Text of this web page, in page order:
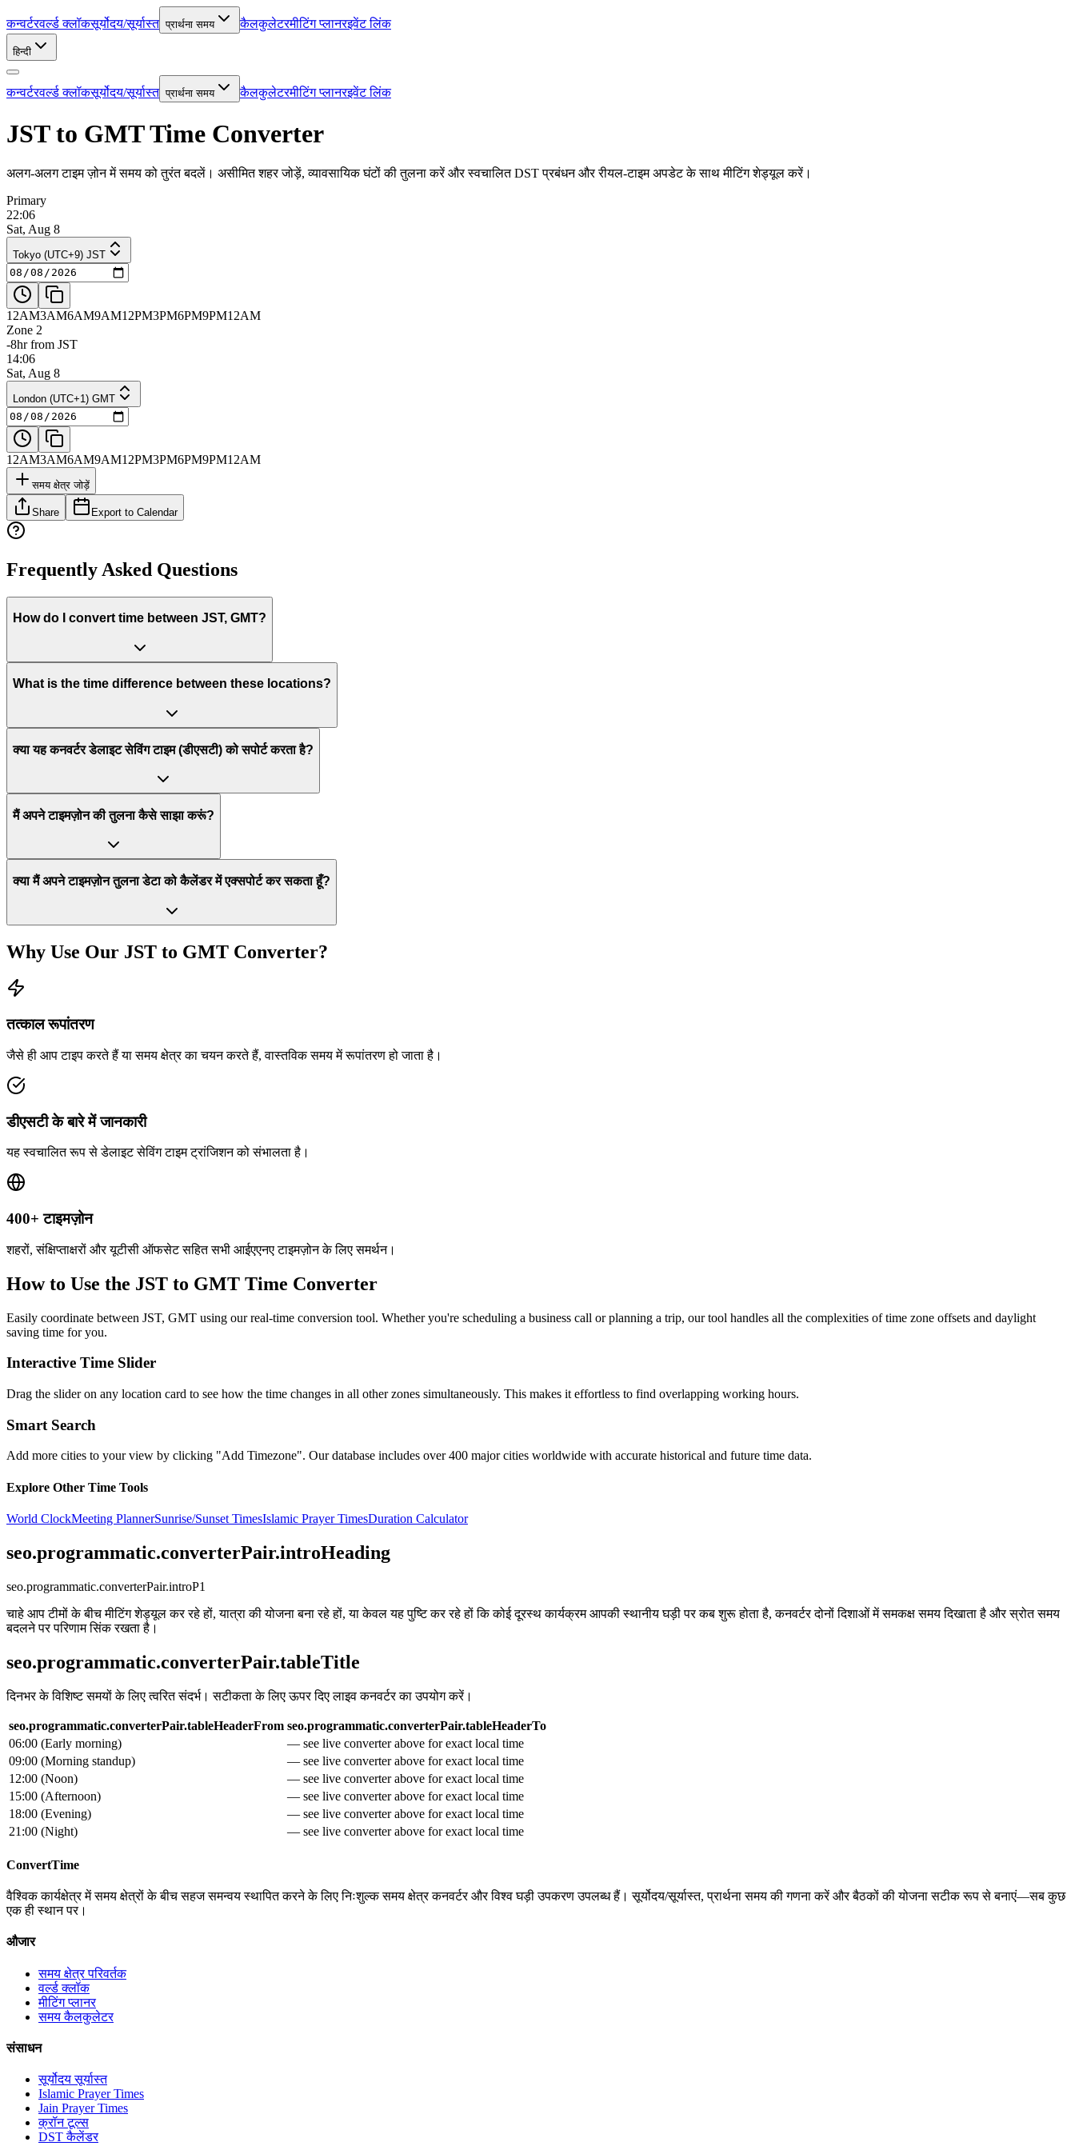
कन्वर्टरवर्ल्ड क्लॉकसूर्योदय/सूर्यास्त प्रार्थना समय कैलकुलेटरमीटिंग प्लानरइवेंट लिंक
हिन्दी
कन्वर्टरवर्ल्ड क्लॉकसूर्योदय/सूर्यास्त प्रार्थना समय कैलकुलेटरमीटिंग प्लानरइवेंट लिंक
JST to GMT Time Converter
अलग-अलग टाइम ज़ोन में समय को तुरंत बदलें। असीमित शहर जोड़ें, व्यावसायिक घंटों की तुलना करें और स्वचालित DST प्रबंधन और रीयल-टाइम अपडेट के साथ मीटिंग शेड्यूल करें।
Primary
22:06
Sat, Aug 8
Tokyo (UTC+9) JST
12AM3AM6AM9AM12PM3PM6PM9PM12AM
Zone 2
-8hr from JST
14:06
Sat, Aug 8
London (UTC+1) GMT
12AM3AM6AM9AM12PM3PM6PM9PM12AM
समय क्षेत्र जोड़ें
Share Export to Calendar
Frequently Asked Questions
How do I convert time between JST, GMT?
What is the time difference between these locations?
क्या यह कनवर्टर डेलाइट सेविंग टाइम (डीएसटी) को सपोर्ट करता है?
मैं अपने टाइमज़ोन की तुलना कैसे साझा करूं?
क्या मैं अपने टाइमज़ोन तुलना डेटा को कैलेंडर में एक्सपोर्ट कर सकता हूँ?
Why Use Our JST to GMT Converter?
तत्काल रूपांतरण
जैसे ही आप टाइप करते हैं या समय क्षेत्र का चयन करते हैं, वास्तविक समय में रूपांतरण हो जाता है।
डीएसटी के बारे में जानकारी
यह स्वचालित रूप से डेलाइट सेविंग टाइम ट्रांजिशन को संभालता है।
400+ टाइमज़ोन
शहरों, संक्षिप्ताक्षरों और यूटीसी ऑफसेट सहित सभी आईएएनए टाइमज़ोन के लिए समर्थन।
How to Use the JST to GMT Time Converter
Easily coordinate between JST, GMT using our real-time conversion tool. Whether you're scheduling a business call or planning a trip, our tool handles all the complexities of time zone offsets and daylight
saving time for you.
Interactive Time Slider
Drag the slider on any location card to see how the time changes in all other zones simultaneously. This makes it effortless to find overlapping working hours.
Smart Search
Add more cities to your view by clicking "Add Timezone". Our database includes over 400 major cities worldwide with accurate historical and future time data.
Explore Other Time Tools
World ClockMeeting PlannerSunrise/Sunset TimesIslamic Prayer TimesDuration Calculator
seo.programmatic.converterPair.introHeading
seo.programmatic.converterPair.introP1
चाहे आप टीमों के बीच मीटिंग शेड्यूल कर रहे हों, यात्रा की योजना बना रहे हों, या केवल यह पुष्टि कर रहे हों कि कोई दूरस्थ कार्यक्रम आपकी स्थानीय घड़ी पर कब शुरू होता है, कनवर्टर दोनों दिशाओं में समकक्ष समय दिखाता है और स्रोत समय
बदलने पर परिणाम सिंक रखता है।
seo.programmatic.converterPair.tableTitle
दिनभर के विशिष्ट समयों के लिए त्वरित संदर्भ। सटीकता के लिए ऊपर दिए लाइव कनवर्टर का उपयोग करें।
seo.programmatic.converterPair.tableHeaderFrom seo.programmatic.converterPair.tableHeaderTo
06:00 (Early morning)
— see live converter above for exact local time
09:00 (Morning standup)
— see live converter above for exact local time
12:00 (Noon)
— see live converter above for exact local time
15:00 (Afternoon)
— see live converter above for exact local time
18:00 (Evening)
— see live converter above for exact local time
21:00 (Night) — see live converter above for exact local time
ConvertTime
वैश्विक कार्यक्षेत्र में समय क्षेत्रों के बीच सहज समन्वय स्थापित करने के लिए निःशुल्क समय क्षेत्र कनवर्टर और विश्व घड़ी उपकरण उपलब्ध हैं। सूर्योदय/सूर्यास्त, प्रार्थना समय की गणना करें और बैठकों की योजना सटीक रूप से बनाएं—सब कुछ
एक ही स्थान पर।
औजार
समय क्षेत्र परिवर्तक
वर्ल्ड क्लॉक
मीटिंग प्लानर
समय कैलकुलेटर
संसाधन
सूर्योदय सूर्यास्त
Islamic Prayer Times
Jain Prayer Times
क्रॉन टूल्स
DST कैलेंडर